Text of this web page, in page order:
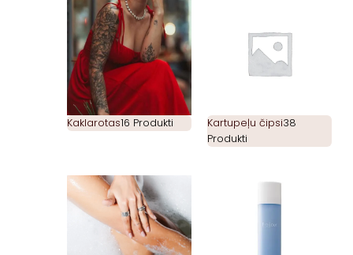
Kaklarotas16 Produkti Kartupeļu čipsi38
Produkti